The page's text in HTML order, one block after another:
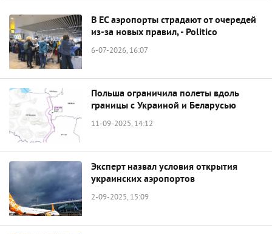
В ЕС аэропорты страдают от очередей
из-за новых правил, - Politico
6-07-2026, 16:07
Польша ограничила полеты вдоль
границы с Украиной и Беларусью
11-09-2025, 14:12
Эксперт назвал условия открытия
украинских аэропортов
2-09-2025, 15:09